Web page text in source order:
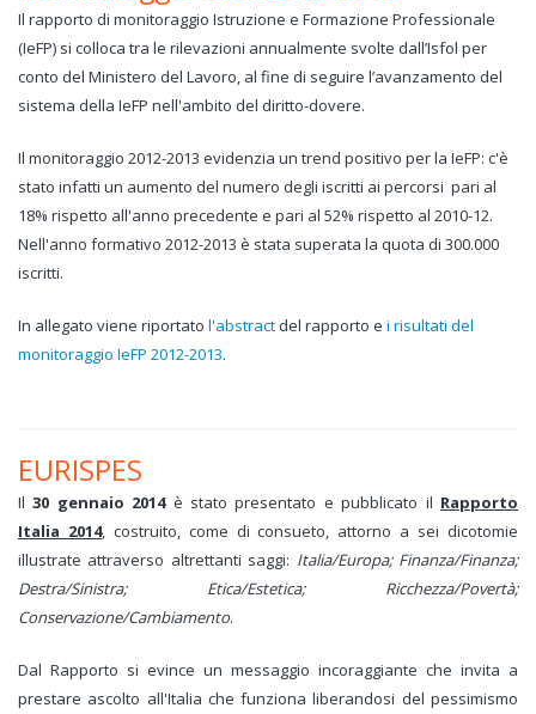
Il rapporto di monitoraggio Istruzione e Formazione Professionale
(IeFP) si colloca tra le rilevazioni annualmente svolte dall’Isfol per
conto del Ministero del Lavoro, al fine di seguire l’avanzamento del
sistema della IeFP nell'ambito del diritto-dovere.
Il monitoraggio 2012-2013 evidenzia un trend positivo per la IeFP: c'è
stato infatti un aumento del numero degli iscritti ai percorsi pari al
18% rispetto all'anno precedente e pari al 52% rispetto al 2010-12.
Nell'anno formativo 2012-2013 è stata superata la quota di 300.000
iscritti.
In allegato viene riportato l'abstract del rapporto e i risultati del
monitoraggio IeFP 2012-2013.
EURISPES
Il30 gennaio 2014è stato presentato e pubblicato il Rapporto
Italia 2014, costruito, come di consueto, attorno a sei dicotomie
illustrate attraverso altrettanti saggi: Italia/Europa; Finanza/Finanza;
Destra/Sinistra; Etica/Estetica; Ricchezza/Povertà;
Conservazione/Cambiamento.
Dal Rapporto si evince un messaggio incoraggiante che invita a
prestare ascolto all'Italia che funziona liberandosi del pessimismo